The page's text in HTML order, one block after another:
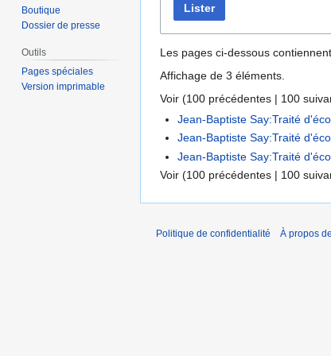
Lister
Les pages ci-dessous
Affichage de 3 éléments.
Voir (100 précédentes | 100
Jean-Baptiste Say:Traité
Jean-Baptiste Say:Traité
Jean-Baptiste Say:Traité
Voir (100 précédentes | 100
Boutique
Dossier de presse
Outils
Pages spéciales
Version imprimable
Politique de confidentialité À propos